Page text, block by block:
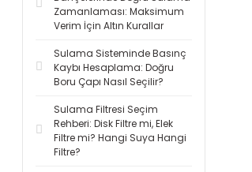
Zamanlaması: Maksimum
Verim İçin Altın Kurallar
Sulama Sisteminde Basınç
Kaybı Hesaplama: Doğru
Boru Çapı Nasıl Seçilir?
Sulama Filtresi Seçim
Rehberi: Disk Filtre mi, Elek
Filtre mi? Hangi Suya Hangi
Filtre?